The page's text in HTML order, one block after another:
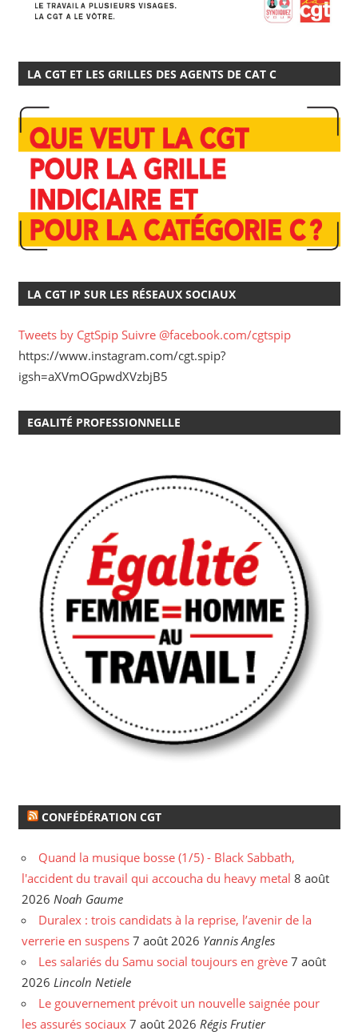
LA CGT ET LES GRILLES DES AGENTS DE CAT C
LA CGT IP SUR LES RÉSEAUX SOCIAUX
Tweets by CgtSpip Suivre @facebook.com/cgtspip
https://www.instagram.com/cgt.spip?
igsh=aXVmOGpwdXVzbjB5
EGALITÉ PROFESSIONNELLE
CONFÉDÉRATION CGT
Quand la musique bosse (1/5) - Black Sabbath,
l'accident du travail qui accoucha du heavy metal 8 août
2026 Noah Gaume
Duralex : trois candidats à la reprise, l’avenir de la
verrerie en suspens 7 août 2026 Yannis Angles
Les salariés du Samu social toujours en grève 7 août
2026 Lincoln Netiele
Le gouvernement prévoit un nouvelle saignée pour
les assurés sociaux 7 août 2026 Régis Frutier